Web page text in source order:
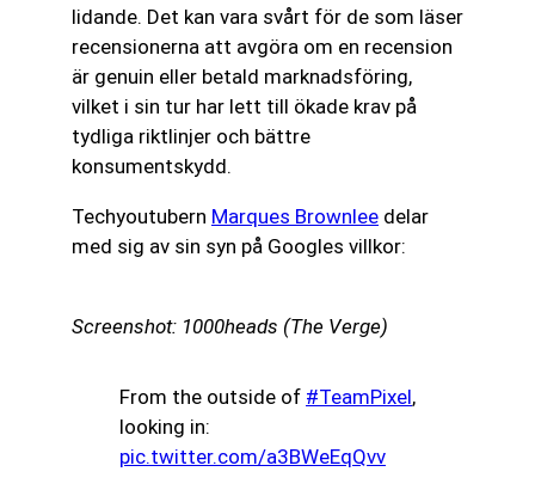
lidande. Det kan vara svårt för de som läser
recensionerna att avgöra om en recension
är genuin eller betald marknadsföring,
vilket i sin tur har lett till ökade krav på
tydliga riktlinjer och bättre
konsumentskydd.
Techyoutubern Marques Brownlee delar
med sig av sin syn på Googles villkor:
Screenshot: 1000heads (The Verge)
From the outside of #TeamPixel,
looking in:
pic.twitter.com/a3BWeEqQvv